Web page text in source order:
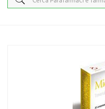
Microfleb 30 Compresse